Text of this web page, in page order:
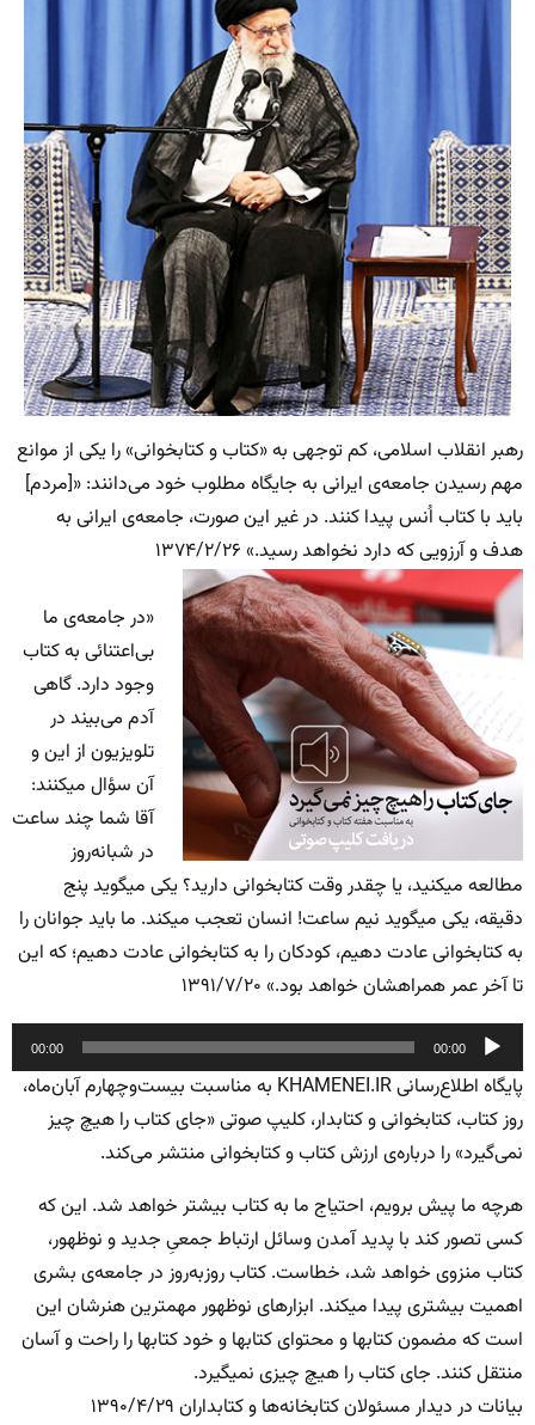
رهبر انقلاب اسلامی، کم‌ توجهی به «کتاب و کتابخوانی» را یکی از موانع
مهم رسیدن جامعه‌ی ایرانی به جایگاه مطلوب خود می‌دانند: «[مردم]
باید با کتاب اُنس پیدا کنند. در غیر این صورت، جامعه‌ی ایرانی به
هدف و آرزویی که دارد نخواهد رسید.» ۱۳۷۴/۲/۲۶
«در جامعه‌ی ما
بی‌اعتنائی به کتاب
وجود دارد. گاهی
آدم می‌بیند در
تلویزیون از این و
آن سؤال میکنند:
آقا شما چند ساعت
در شبانه‌روز
مطالعه میکنید، یا چقدر وقت کتابخوانی دارید؟ یکی میگوید پنج
دقیقه، یکی میگوید نیم ساعت! انسان تعجب میکند. ما باید جوانان را
به کتابخوانی عادت دهیم، کودکان را به کتابخوانی عادت دهیم؛ که این
تا آخر عمر همراهشان خواهد بود.» ۱۳۹۱/۷/۲۰
پخش‌کننده
صوت
00:00
00:00
پایگاه اطلاع‌رسانی KHAMENEI.IR به مناسبت بیست‌وچهارم آبان‌ماه،
روز کتاب، کتابخوانی و کتابدار، کلیپ صوتی «جای کتاب را هیچ چیز
نمی‌گیرد» را درباره‌ی ارزش کتاب و کتابخوانی منتشر می‌کند.
هرچه ما پیش برویم، احتیاج ما به کتاب بیشتر خواهد شد. این که
کسی تصور کند با پدید آمدن وسائل ارتباط جمعىِ جدید و نوظهور،
کتاب منزوی خواهد شد، خطاست. کتاب روزبه‌روز در جامعه‌ی بشری
اهمیت بیشتری پیدا میکند. ابزارهای نوظهور مهمترین هنرشان این
است که مضمون کتابها و محتوای کتابها و خود کتابها را راحت و آسان
منتقل کنند. جای کتاب را هیچ چیزی نمیگیرد.
بیانات در دیدار مسئولان کتابخانه‌ها و کتابداران ۱۳۹۰/۴/۲۹